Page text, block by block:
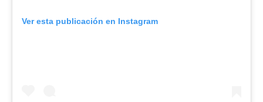
Ver esta publicación en Instagram